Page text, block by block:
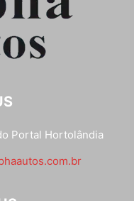
Portal Hortolândia